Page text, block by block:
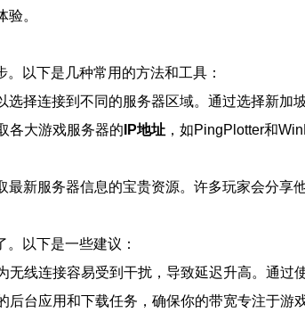
。
。以下是几种常用的方法和工具：
择连接到不同的服务器区域。通过选择新加
各大游戏服务器的 IP地址 ，如PingPlotter和
新服务器信息的宝贵资源。许多玩家会分享
以下是一些建议：
线连接容易受到干扰，导致延迟升高。通过
台应用和下载任务，确保你的带宽专注于游